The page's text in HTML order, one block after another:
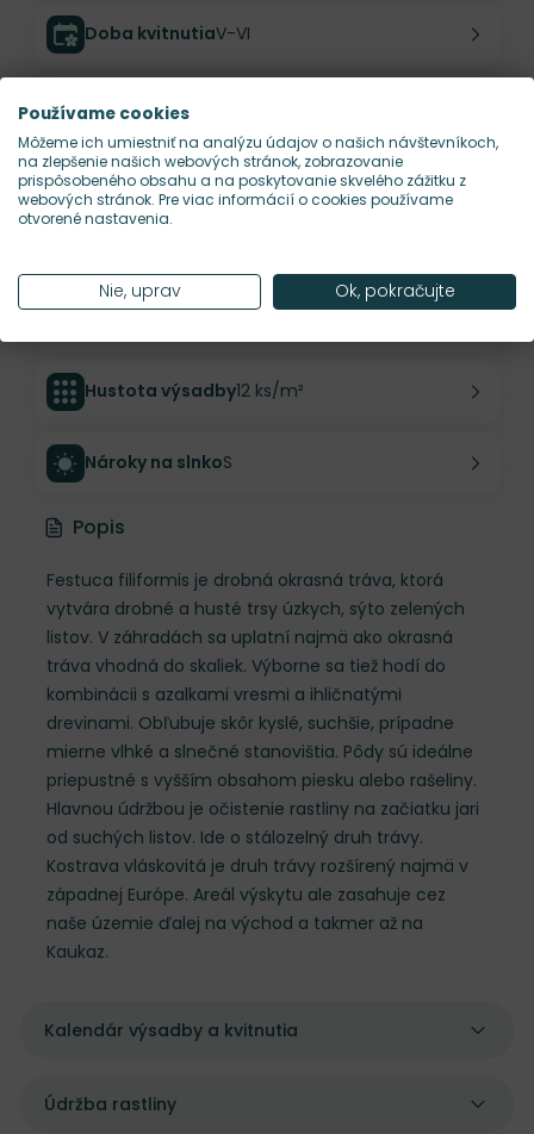
Doba kvitnutiaV-VI
Farba kvetu
Výška rastliny30 cm
Hustota výsadby12 ks/m²
Nároky na slnkoS
Popis
Festuca filiformis je drobná okrasná tráva, ktorá
vytvára drobné a husté trsy úzkych, sýto zelených
listov. V záhradách sa uplatní najmä ako okrasná
tráva vhodná do skaliek. Výborne sa tiež hodí do
kombinácii s azalkami vresmi a ihličnatými
drevinami. Obľubuje skôr kyslé, suchšie, prípadne
mierne vlhké a slnečné stanovištia. Pôdy sú ideálne
priepustné s vyšším obsahom piesku alebo rašeliny.
Hlavnou údržbou je očistenie rastliny na začiatku jari
od suchých listov. Ide o stálozelný druh trávy.
Kostrava vláskovitá je druh trávy rozšírený najmä v
západnej Európe. Areál výskytu ale zasahuje cez
naše územie ďalej na východ a takmer až na
Kaukaz.
Kalendár výsadby a kvitnutia
Údržba rastliny
Používame cookies
Môžeme ich umiestniť na analýzu údajov o našich návštevníkoch,
na zlepšenie našich webových stránok, zobrazovanie
prispôsobeného obsahu a na poskytovanie skvelého zážitku z
webových stránok. Pre viac informácií o cookies používame
otvorené nastavenia.
Nie, uprav Ok, pokračujte